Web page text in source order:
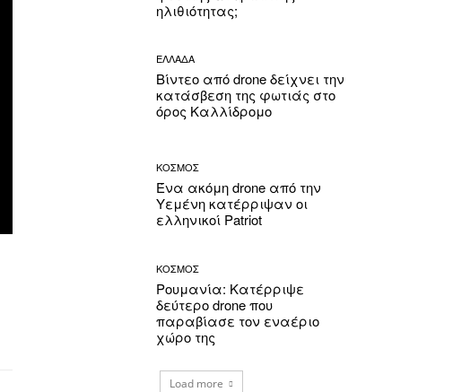
ηλιθιότητας;
ΕΛΛΑΔΑ
Βίντεο από drone δείχνει την
κατάσβεση της φωτιάς στο
όρος Καλλίδρομο
ΚΟΣΜΟΣ
Ένα ακόμη drone από την
Υεμένη κατέρριψαν οι
ελληνικοί Patriot
ΚΟΣΜΟΣ
Ρουμανία: Κατέρριψε
δεύτερο drone που
παραβίασε τον εναέριο
χώρο της
Load more